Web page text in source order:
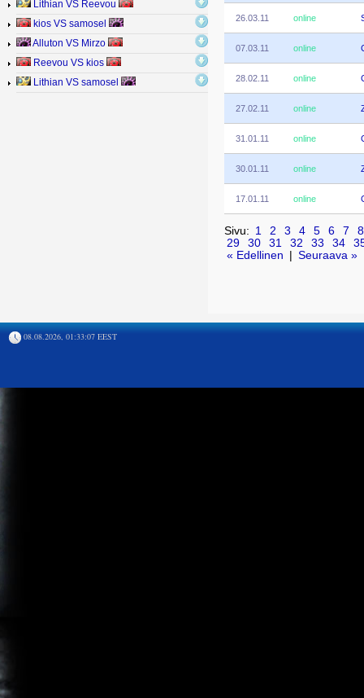
Lithian VS Reevou
kios VS samosel
Alluton VS Mirzo
Reevou VS kios
Lithian VS samosel
26.03.11 online
07.03.11 online
28.02.11 online
27.02.11 online
31.01.11 online
30.01.11 online
17.01.11 online
Sivu: 1 2 3 4 5 6 7
8
29
30 31 32 33 34
« Edellinen
Seuraava »
08.08.2026, 01:33:07 EEST